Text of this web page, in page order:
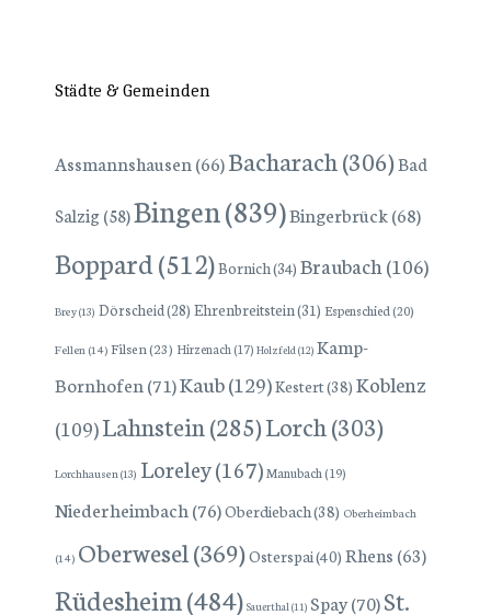
Städte & Gemeinden
Assmannshausen (66)Bacharach(306)Bad
Salzig(58)Bingen(839)Bingerbrück(68)
Boppard (512)Bornich(34) Braubach (106)
Brey(13) Dörscheid(28) Ehrenbreitstein(31) Espenschied (20)
Fellen (14) Filsen(23) Hirzenach (17) Holzfeld (12) Kamp-
Bornhofen (71)Kaub(129)Kestert(38) Koblenz
(109)Lahnstein(285)Lorch(303)
Lorchhausen (13) Loreley(167)Manubach (19)
Niederheimbach (76)Oberdiebach(38) Oberheimbach
(14) Oberwesel(369)Osterspai(40) Rhens (63)
Rüdesheim(484) Sauerthal (11) Spay(70)St.